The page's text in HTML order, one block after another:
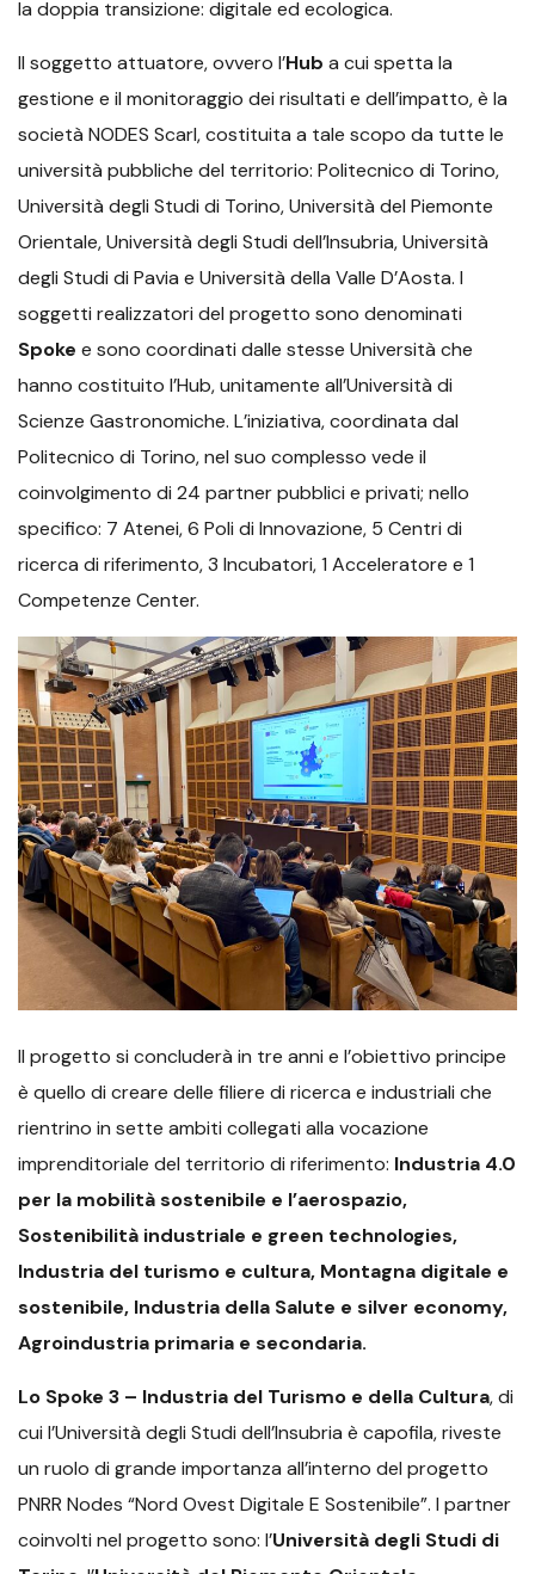
la doppia transizione: digitale ed ecologica.
Il soggetto attuatore, ovvero l’Hub a cui spetta la
gestione e il monitoraggio dei risultati e dell’impatto, è la
società NODES Scarl, costituita a tale scopo da tutte le
università pubbliche del territorio: Politecnico di Torino,
Università degli Studi di Torino, Università del Piemonte
Orientale, Università degli Studi dell’Insubria, Università
degli Studi di Pavia e Università della Valle D’Aosta. I
soggetti realizzatori del progetto sono denominati
Spoke e sono coordinati dalle stesse Università che
hanno costituito l’Hub, unitamente all’Università di
Scienze Gastronomiche. L’iniziativa, coordinata dal
Politecnico di Torino, nel suo complesso vede il
coinvolgimento di 24 partner pubblici e privati; nello
specifico: 7 Atenei, 6 Poli di Innovazione, 5 Centri di
ricerca di riferimento, 3 Incubatori, 1 Acceleratore e 1
Competenze Center.
Il progetto si concluderà in tre anni e l’obiettivo principe
è quello di creare delle filiere di ricerca e industriali che
rientrino in sette ambiti collegati alla vocazione
imprenditoriale del territorio di riferimento: Industria 4.0
per la mobilità sostenibile e l’aerospazio,
Sostenibilità industriale e green technologies,
Industria del turismo e cultura, Montagna digitale e
sostenibile, Industria della Salute e silver economy,
Agroindustria primaria e secondaria.
Lo Spoke 3 – Industria del Turismo e della Cultura, di
cui l’Università degli Studi dell’Insubria è capofila, riveste
un ruolo di grande importanza all’interno del progetto
PNRR Nodes “Nord Ovest Digitale E Sostenibile”. I partner
coinvolti nel progetto sono: l’Università degli Studi di